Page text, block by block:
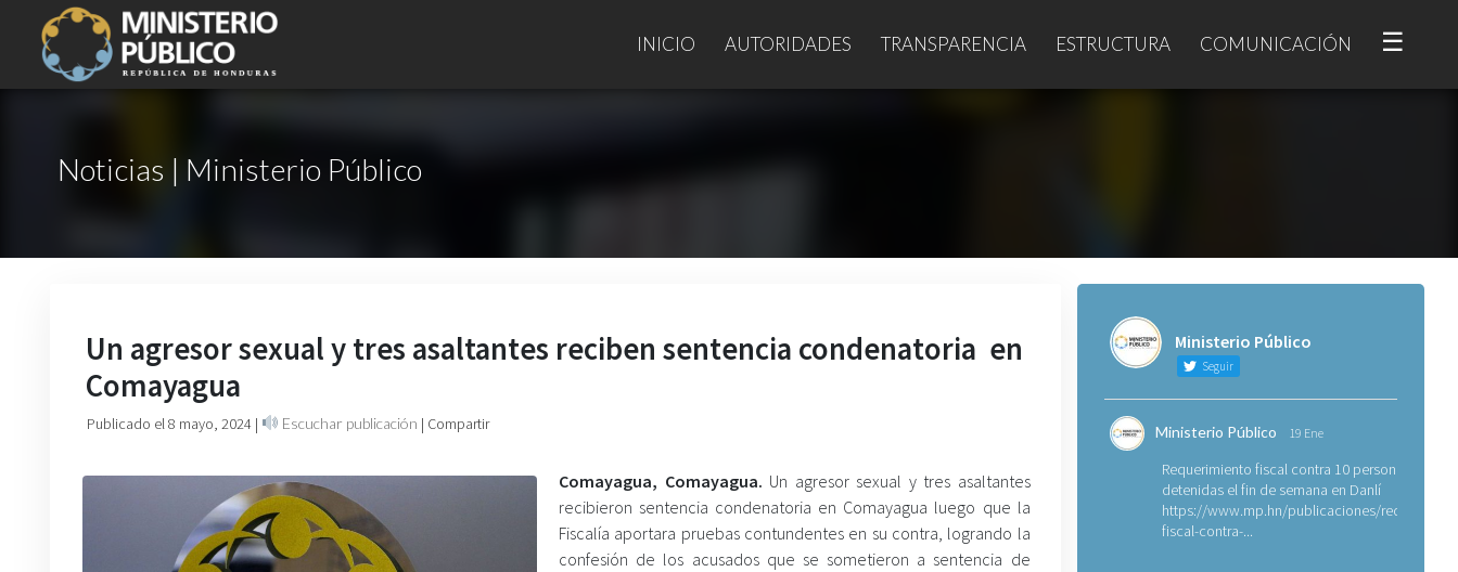
INICIO AUTORIDADES TRANSPARENCIA ESTRUCTURA COMUNICACIÓN ☰
Noticias | Ministerio Público
Un agresor sexual y tres asaltantes reciben sentencia condenatoria en
Comayagua
Publicado el 8 mayo, 2024 | Escuchar publicación | Compartir
Comayagua, Comayagua. Un agresor sexual y tres asaltantes
recibieron sentencia condenatoria en Comayagua luego que la
Fiscalía aportara pruebas contundentes en su contra, logrando la
confesión de los acusados que se sometieron a sentencia de
Ministerio Público
Seguir
Ministerio Público 19 Ene
Requerimiento fiscal contra 10 personas
detenidas el fin de semana en Danlí
https://www.mp.hn/publicaciones/
fiscal-contra-...